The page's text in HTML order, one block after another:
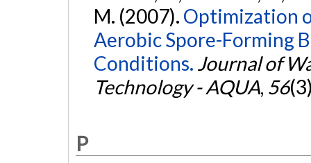
M. (2007). Optimization
Aerobic Spore-Forming
Conditions. Journal of
Technology - AQUA, 56
P